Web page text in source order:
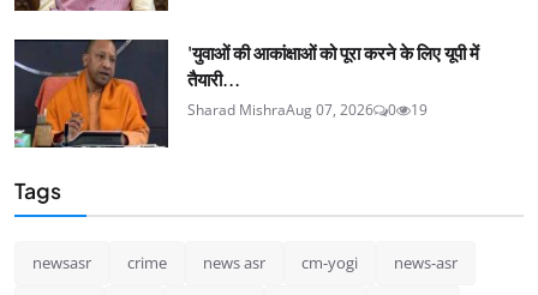
'युवाओं की आकांक्षाओं को पूरा करने के लिए यूपी में
तैयारी...
Sharad MishraAug 07, 2026 0 19
Tags
newsasr crime news asr cm-yogi news-asr